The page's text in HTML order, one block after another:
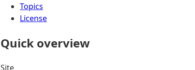
Topics
License
Quick overview
Site